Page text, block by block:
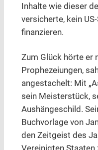
Inhalte wie dieser
versicherte, kein
finanzieren.
Zum Glück hörte er
Prophezeiungen,
angestachelt: Mit
sein Meisterstück,
Aushängeschild.
Buchvorlage von
den Zeitgeist des